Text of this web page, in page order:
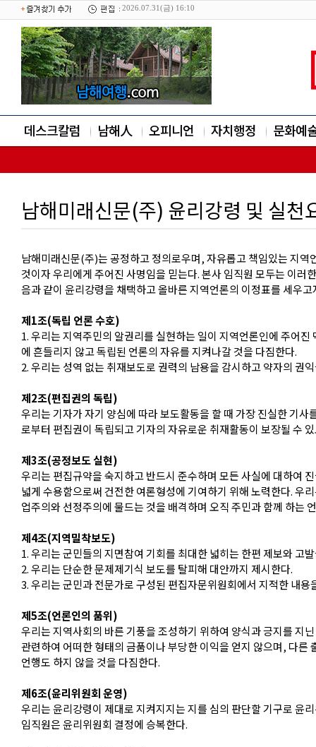
2026.07.31(금) 16:10
데스크칼럼 남해人 오피니언 자치행정 문화예
남해미래신문(주) 윤리강령 및 실천
남해미래신문(주)는 공정하고 정의로우며, 자유롭고 책임있는 지
것이자 우리에게 주어진 사명임을 믿는다. 본사 임직원 모두는 이러
음과 같이 윤리강령을 채택하고 올바른 지역언론의 이정표를 세우고
제1조(독립 언론 수호)
1. 우리는 지역주민의 알권리를 실현하는 일이 지역언론인에 주어
에 흔들리지 않고 독립된 언론의 자유를 지켜나갈 것을 다짐한다.
2. 우리는 성역 없는 취재보도로 권력의 남용을 감시하고 약자의 권
제2조(편집권의 독립)
우리는 기자가 자기 양심에 따라 보도활동을 할 때 가장 진실한 기
로부터 편집권이 독립되고 기자의 자유로운 취재활동이 보장될 수
제3조(공정보도 실현)
우리는 편집규약을 숙지하고 반드시 준수하며 모든 사실에 대하여
넓게 수용함으로써 건전한 여론형성에 기여하기 위해 노력한다. 우
업주의와 선정주의에 물드는 것을 배격하며 오직 주민과 함께 하는
제4조(지역밀착보도)
1. 우리는 군민들의 지면참여 기회를 최대한 넓히는 한편 제보와 고
2. 우리는 단순한 문제제기식 보도를 탈피해 대안까지 제시한다.
3. 우리는 군민과 전문가로 구성된 편집자문위원회에서 지적한 내용
제5조(언론인의 품위)
우리는 지역사회의 바른 기풍을 조성하기 위하여 양식과 긍지를 지
관련하여 어떠한 형태의 금품이나 부당한 이익을 얻지 않으며, 다
언행도 하지 않을 것을 다짐한다.
제6조(윤리위원회 운영)
우리는 윤리강령이 제대로 지켜지지는 지를 심의 판단할 기구로 윤
임직원은 윤리위원회 결정에 승복한다.